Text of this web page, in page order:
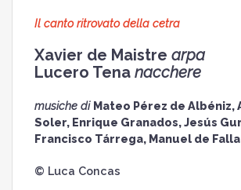
Il canto ritrovato della cetra
Xavier de Maistre arpa
Lucero Tena nacchere
musiche di Mateo Pérez de Albéniz,
Soler, Enrique Granados, Jesús
Francisco Tárrega, Manuel de Falla
© Luca Concas